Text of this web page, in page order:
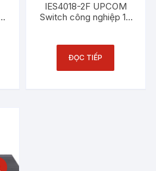
IES4018-2F UPCOM
Switch công nghiệp 16
ĐỌC TIẾP